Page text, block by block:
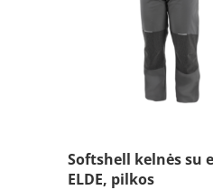
Softshell kelnės su
ELDE, pilkos